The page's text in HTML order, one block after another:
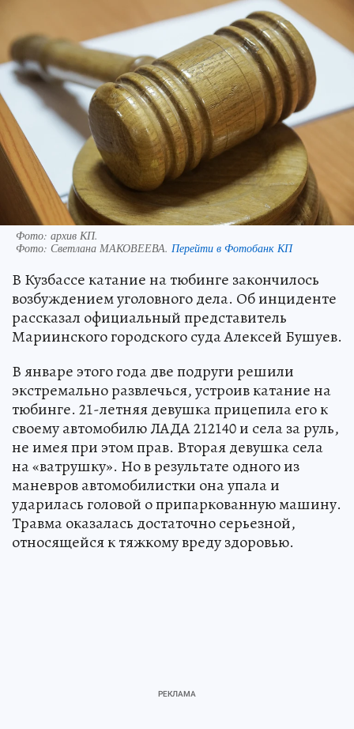
Фото: архив КП.
Фото: Светлана МАКОВЕЕВА. Перейти в Фотобанк КП
В Кузбассе катание на тюбинге закончилось
возбуждением уголовного дела. Об инциденте
рассказал официальный представитель
Мариинского городского суда Алексей Бушуев.
В январе этого года две подруги решили
экстремально развлечься, устроив катание на
тюбинге. 21-летняя девушка прицепила его к
своему автомобилю ЛАДА 212140 и села за руль,
не имея при этом прав. Вторая девушка села
на «ватрушку». Но в результате одного из
маневров автомобилистки она упала и
ударилась головой о припаркованную машину.
Травма оказалась достаточно серьезной,
относящейся к тяжкому вреду здоровью.